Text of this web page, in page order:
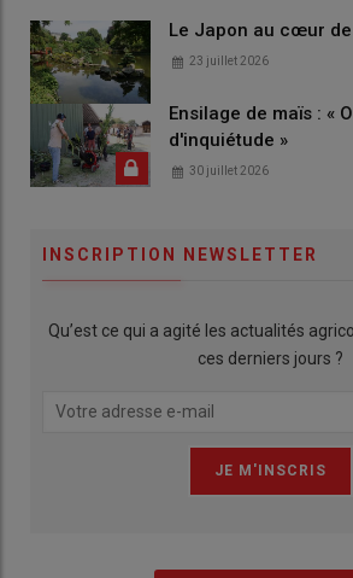
Le Japon au cœur
23 juillet 2026
Ensilage de maïs : «
d'inquiétude »
30 juillet 2026
INSCRIPTION NEWSLETTER
Qu’est ce qui a agité les actualités
ces derniers jours ?